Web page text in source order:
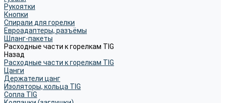
Рукоятки
Кнопки
Спирали для горелки
Евроадаптеры, разъёмы
Шланг-пакеты
Расходные части к горелкам TIG
Назад
Расходные части к горелкам TIG
Цанги
Держатели цанг
Изоляторы, кольца TIG
Сопла TIG